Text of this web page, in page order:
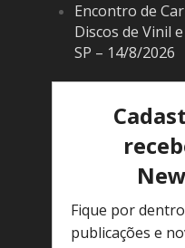
Encontro de
Discos de Vinil
SP – 14/8/2026